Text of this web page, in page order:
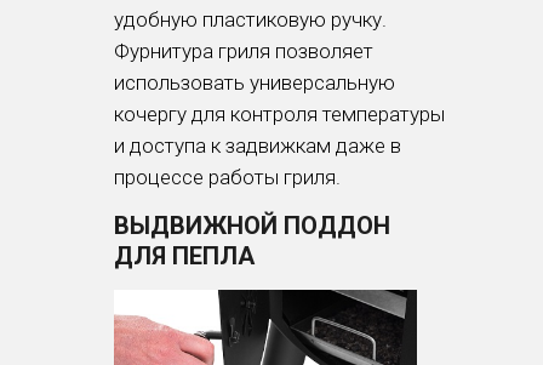
ВЫДВИЖНОЙ ПОДДОН
ДЛЯ ПЕПЛА
удобную пластиковую ручку.
Фурнитура гриля позволяет
использовать универсальную
кочергу для контроля температуры
и доступа к задвижкам даже в
процессе работы гриля.